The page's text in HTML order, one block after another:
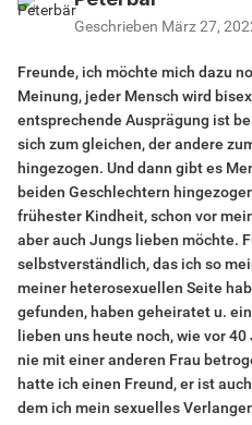
Geschrieben März 27,
Freunde, ich möchte mich dazu
Meinung, jeder Mensch wird
entsprechende Ausprägung ist
sich zum gleichen, der andere
hingezogen. Und dann gibt es
beiden Geschlechtern
frühester Kindheit, schon vor
aber auch Jungs lieben möchte.
selbstverständlich, das ich so
meiner heterosexuellen Seite
gefunden, haben geheiratet u.
lieben uns heute noch, wie vor
nie mit einer anderen Frau
hatte ich einen Freund, er ist
dem ich mein sexuelles